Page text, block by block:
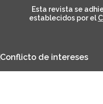
Esta revista se
establecidos por el
Conflicto de intereses